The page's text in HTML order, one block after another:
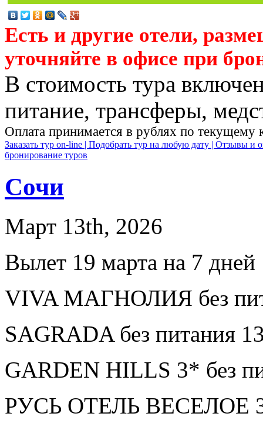
Есть и другие отели,
уточняйте в офисе при
В стоимость тура
питание, трансферы,
Оплата принимается в рублях по текущему
Заказать тур on-line | Подобрать тур на любую дату | Отзывы и
бронирование туров
Сочи
Март 13th, 2026
Вылет 19 марта на 7 дней
VIVA МАГНОЛИЯ без
SAGRADA без питания
GARDEN HILLS 3* без
РУСЬ ОТЕЛЬ ВЕСЕЛОЕ 3*